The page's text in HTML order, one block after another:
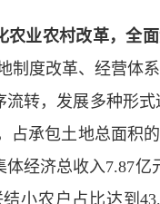
业农村改革，全面
制度改革、经营体
转，发展多种形
占承包土地总面积
经济总收入7.87
小农户占比达到